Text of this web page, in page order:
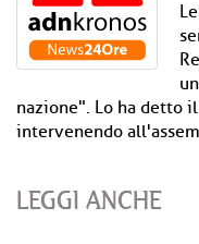
nazione". Lo ha detto
intervenendo
LEGGI ANCHE